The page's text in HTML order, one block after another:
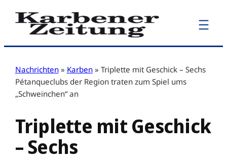
Zum
Inhalt
Nachrichten » Karben » Triplette mit Geschick – Sechs
Pétanqueclubs der Region traten zum Spiel ums
„Schweinchen“ an
Triplette mit Geschick
– Sechs